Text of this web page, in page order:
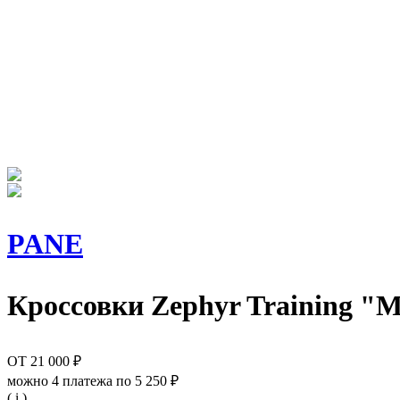
PANE
Кроссовки Zephyr Training
ОТ 21 000 ₽
можно 4 платежа по 5 250 ₽